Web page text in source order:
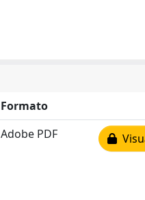
Formato
Adobe PDF